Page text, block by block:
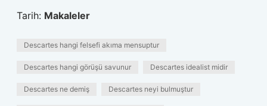
Tarih: Makaleler
Descartes hangi felsefi akıma mensuptur
Descartes hangi görüşü savunur Descartes idealist midir
Descartes ne demiş Descartes neyi bulmuştur